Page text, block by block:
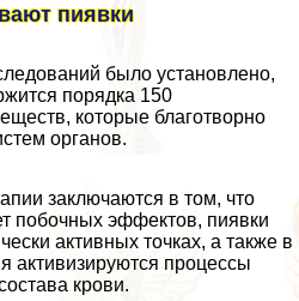
пиявки
было установлено,
порядка 150
которые благотворно
органов.
заключаются в том, что
побочных эффектов, пиявки
активных точках, а также в
активизируются процессы
крови.